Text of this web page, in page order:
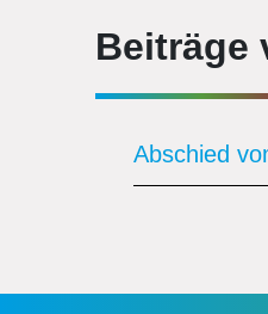
Beiträge
Abschied